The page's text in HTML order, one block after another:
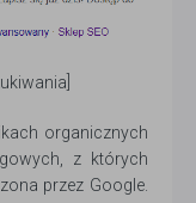
organicznych
z których
przez Google.